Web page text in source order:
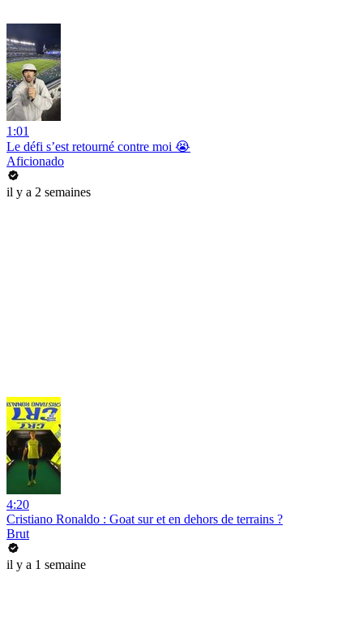
1:01
Le défi s’est retourné contre moi 😭
Aficionado
il y a 2 semaines
4:20
Cristiano Ronaldo : Goat sur et en dehors de terrains ?
Brut
il y a 1 semaine